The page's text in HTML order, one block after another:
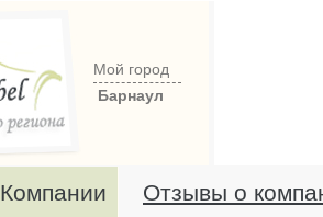
Мой город
Барнаул
Компании Отзывы о